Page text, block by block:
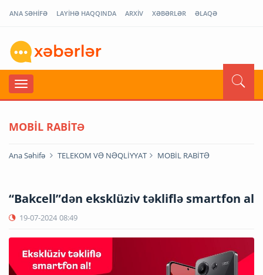
ANA SƏHİFƏ LAYİHƏ HAQQINDA ARXİV XƏBƏRLƏR ƏLAQƏ
MOBİL RABİTƏ
Ana Səhifə TELEKOM VƏ NƏQLİYYAT MOBİL RABİTƏ
“Bakcell”dən eksklüziv təkliflə smartfon al
19-07-2024 08:49